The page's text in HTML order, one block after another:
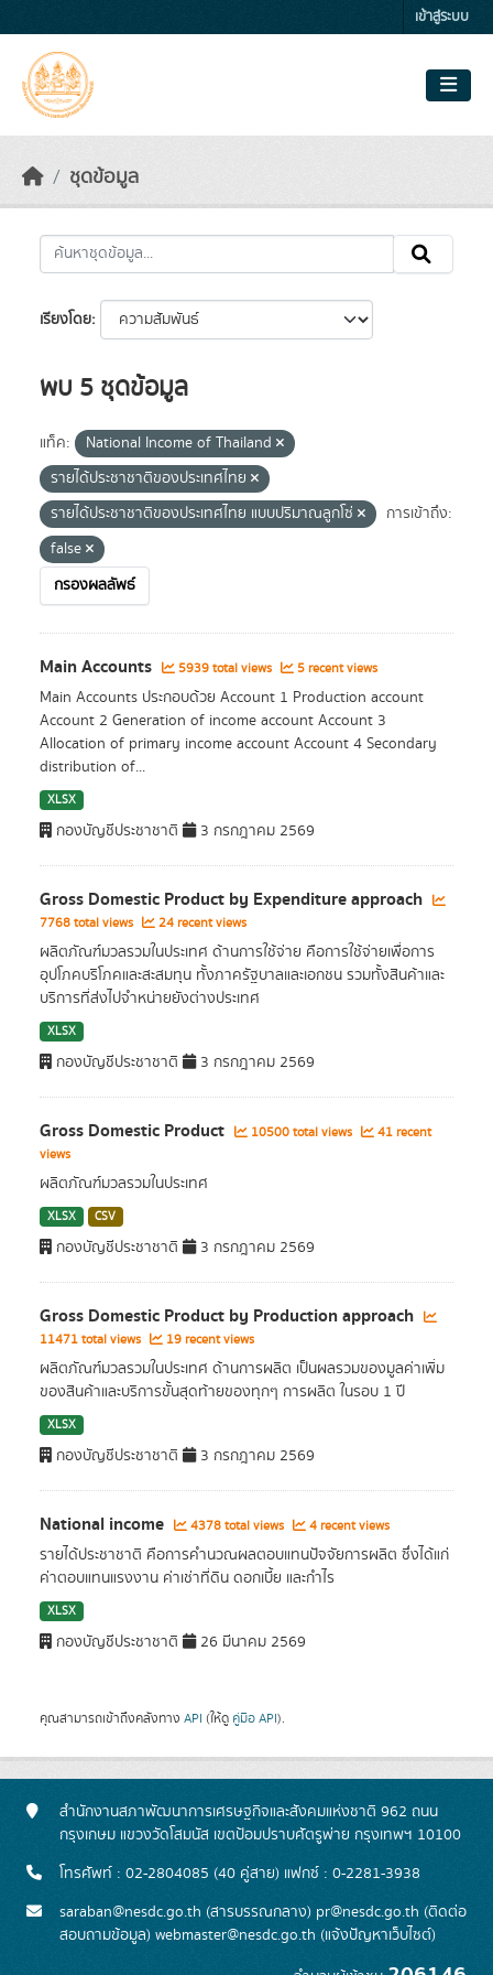
เข้าสู่ระบบ
ชุดข้อมูล
เรียงโดย
พบ 5 ชุดข้อมูล
แท็ค:
National Income of Thailand
รายได้ประชาชาติของประเทศไทย
รายได้ประชาชาติของประเทศไทย แบบปริมาณลูกโซ่
การเข้าถึง:
false
กรองผลลัพธ์
Main Accounts 5939 total views 5 recent views
Main Accounts ประกอบด้วย Account 1 Production account
Account 2 Generation of income account Account 3
Allocation of primary income account Account 4 Secondary
distribution of...
XLSX
กองบัญชีประชาชาติ 3 กรกฎาคม 2569
Gross Domestic Product by Expenditure approach
7768 total views 24 recent views
ผลิตภัณฑ์มวลรวมในประเทศ ด้านการใช้จ่าย คือการใช้จ่ายเพื่อการ
อุปโภคบริโภคและสะสมทุน ทั้งภาครัฐบาลและเอกชน รวมทั้งสินค้าและ
บริการที่ส่งไปจำหน่ายยังต่างประเทศ
XLSX
กองบัญชีประชาชาติ 3 กรกฎาคม 2569
Gross Domestic Product 10500 total views
41 recent
views
ผลิตภัณฑ์มวลรวมในประเทศ
XLSX CSV
กองบัญชีประชาชาติ 3 กรกฎาคม 2569
Gross Domestic Product by Production approach
11471 total views 19 recent views
ผลิตภัณฑ์มวลรวมในประเทศ ด้านการผลิต เป็นผลรวมของมูลค่าเพิ่ม
ของสินค้าและบริการขั้นสุดท้ายของทุกๆ การผลิต ในรอบ 1 ปี
XLSX
กองบัญชีประชาชาติ 3 กรกฎาคม 2569
National income 4378 total views 4 recent views
รายได้ประชาชาติ คือการคำนวณผลตอบแทนปัจจัยการผลิต ซึ่งได้แก่
ค่าตอบแทนแรงงาน ค่าเช่าที่ดิน ดอกเบี้ย และกำไร
XLSX
กองบัญชีประชาชาติ 26 มีนาคม 2569
คุณสามารถเข้าถึงคลังทาง API (ให้ดู คู่มือ API).
สำนักงานสภาพัฒนาการเศรษฐกิจและสังคมแห่งชาติ 962 ถนน
กรุงเกษม แขวงวัดโสมนัส เขตป้อมปราบศัตรูพ่าย กรุงเทพฯ 10100
โทรศัพท์ : 02-2804085 (40 คู่สาย) แฟกซ์ : 0-2281-3938
saraban@nesdc.go.th (สารบรรณกลาง) pr@nesdc.go.th (ติดต่อ
สอบถามข้อมูล) webmaster@nesdc.go.th (แจ้งปัญหาเว็บไซต์)